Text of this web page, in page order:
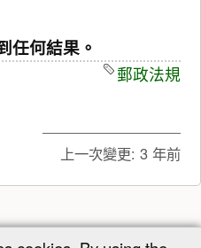
任何結果。
郵政法規
上一次變更: 3 年前